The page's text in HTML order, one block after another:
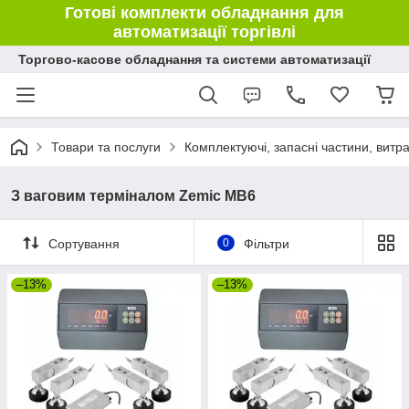
Готові комплекти обладнання для
автоматизації торгівлі
Торгово-касове обладнання та системи автоматизації
Товари та послуги Комплектуючі, запасні частини,
З ваговим терміналом Zemic MB6
Сортування 0 Фільтри
–13% –13%